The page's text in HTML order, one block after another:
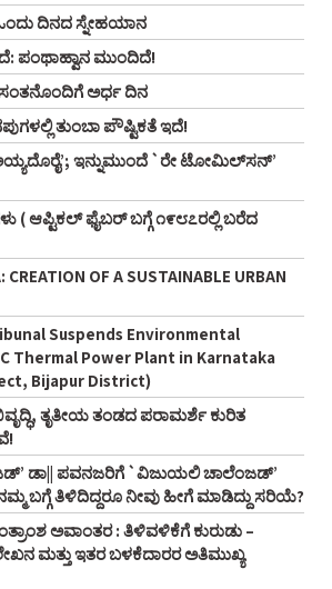
ದಿನದ ಸ್ನೇಹಯಾನ
ಪಂಥಾಹ್ವಾನ ಮುಂದಿದೆ!
ಅರ್ಧ ದಿನ
ತುಂಬಾ ಪೌಷ್ಟಿಕತೆ ಇದೆ!
ಇನ್ನುಮುಂದೆ `ರೇ ಟೋಮಿಲ್‌ಸನ್‌’
( ಆಪ್ಟಿಕಲ್‌ ಫೈಬರ್‌ ಬಗ್ಗೆ ೧೯೮೭ರಲ್ಲಿ ಬರೆದ
CREATION OF A SUSTAINABLE URBAN
Suspends Environmental
Thermal Power Plant in Karnataka
Bijapur District)
ತೃತೀಯ ತಂಡದ ಪರಾಮರ್ಶೆ ಕುರಿತ
ಡಾ|| ಪವನಜರಿಗೆ `ವಿಜುಯಲಿ ಚಾಲೆಂಜಡ್‌’
ಬಗ್ಗೆ ತಿಳಿದಿದ್ದರೂ ನೀವು ಹೀಗೆ ಮಾಡಿದ್ದು ಸರಿಯೆ?
ಅವಾಂತರ : ತಿಳಿವಳಿಕೆಗೆ ಕುರುಡು –
ಮತ್ತು ಇತರ ಬಳಕೆದಾರರ ಅತಿಮುಖ್ಯ